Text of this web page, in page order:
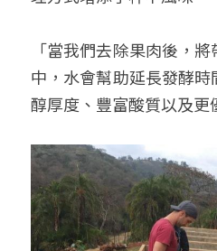
「當我們去除果肉後，
中，水會幫助延長發酵
醇厚度、豐富酸質以及更